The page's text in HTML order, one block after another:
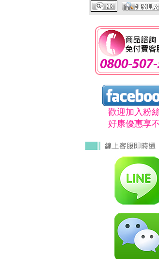
歡迎加入粉
好康優惠享